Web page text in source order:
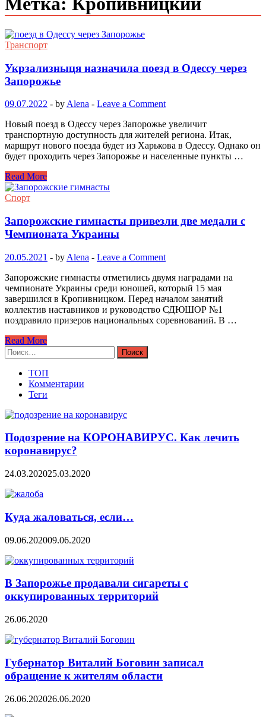
Транспорт
Укрзализныця назначила поезд в Одессу через
Запорожье
09.07.2022 - by Alena - Leave a Comment
Новый поезд в Одессу через Запорожье увеличит
транспортную доступность для жителей региона. Итак,
маршрут нового поезда будет из Харькова в Одессу. Однако он
будет проходить через Запорожье и населенные пункты …
Read More
Спорт
Запорожские гимнасты привезли две медали с
Чемпионата Украины
20.05.2021 - by Alena - Leave a Comment
Запорожские гимнасты отметились двумя наградами на
чемпионате Украины среди юношей, который 15 мая
завершился в Кропивницком. Перед началом занятий
коллектив наставников и руководство СДЮШОР №1
поздравило призеров национальных соревнований. В …
Read More
Найти:
ТОП
Комментарии
Теги
Подозрение на КОРОНАВИРУС. Как лечить
коронавирус?
24.03.202025.03.2020
Куда жаловаться, если…
09.06.202009.06.2020
В Запорожье продавали сигареты с
оккупированных территорий
26.06.2020
Губернатор Виталий Боговин записал
обращение к жителям области
26.06.202026.06.2020